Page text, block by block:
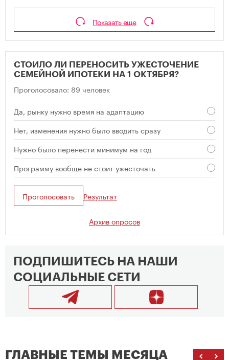
Показать еще
СТОИЛО ЛИ ПЕРЕНОСИТЬ УЖЕСТОЧЕНИЕ
СЕМЕЙНОЙ ИПОТЕКИ НА 1 ОКТЯБРЯ?
Проголосовало: 89 человек
Да, рынку нужно время на адаптацию
Нет, изменения нужно было вводить сразу
Нужно было перенести минимум на год
Программу вообще не стоит ужесточать
Проголосовать Результат
Архив опросов
ПОДПИШИТЕСЬ НА НАШИ
СОЦИАЛЬНЫЕ СЕТИ
ГЛАВНЫЕ ТЕМЫ МЕСЯЦА